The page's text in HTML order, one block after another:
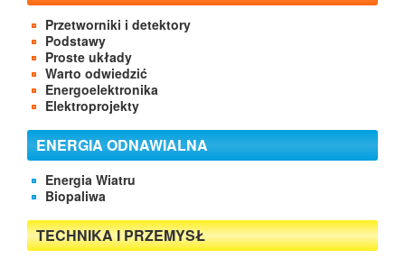
Przetworniki i detektory
Podstawy
Proste układy
Warto odwiedzić
Energoelektronika
Elektroprojekty
ENERGIA ODNAWIALNA
Energia Wiatru
Biopaliwa
TECHNIKA I PRZEMYSŁ